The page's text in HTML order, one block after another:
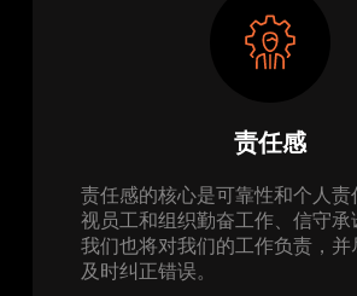
责任感
责任感的核心是可靠性和个人责
视员工和组织勤奋工作、信守承
我们也将对我们的工作负责，并
及时纠正错误。